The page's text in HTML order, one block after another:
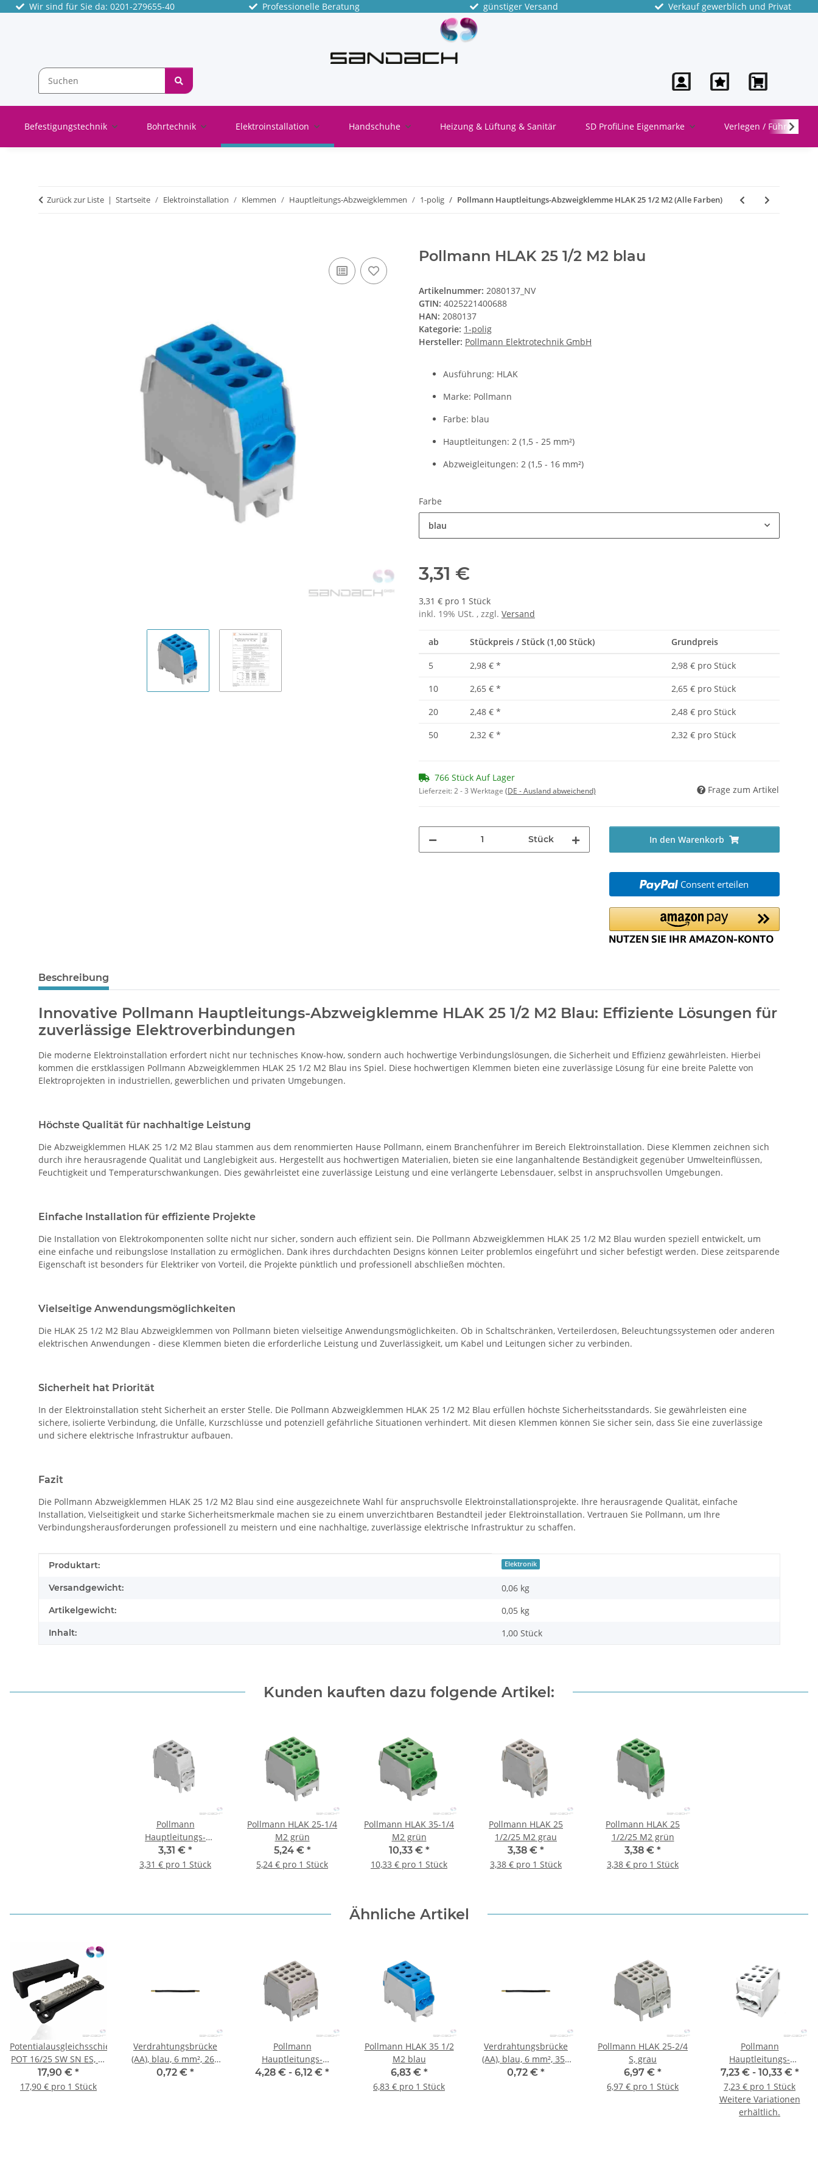
Wir sind für Sie da: 0201-279655-40 Professionelle Beratung günstiger Versand Verkauf gewerblich und Privat
Befestigungstechnik Bohrtechnik Elektroinstallation Handschuhe Heizung & Lüftung & Sanitär SD ProfiLine Eigenmarke Verlegen / Führen
Zurück zur Liste Startseite Elektroinstallation Klemmen Hauptleitungs-Abzweigklemmen 1-polig Pollmann Hauptleitungs-Abzweigklemme HLAK 25 1/2 M2 (Alle Farben)
Pollmann HLAK 25 1/2 M2 blau
Artikelnummer: 2080137_NV
GTIN: 4025221400688
HAN: 2080137
Kategorie: 1-polig
Hersteller: Pollmann Elektrotechnik GmbH
Ausführung: HLAK
Marke: Pollmann
Farbe: blau
Hauptleitungen: 2 (1,5 - 25 mm²)
Abzweigleitungen: 2 (1,5 - 16 mm²)
Farbe
blau
3,31 €
3,31 € pro 1 Stück
inkl. 19% USt. , zzgl. Versand
ab Stückpreis / Stück (1,00 Stück) Grundpreis
5 2,98 € *
2,98 € pro Stück
10
2,65 € *
2,65 € pro Stück
20
2,48 € *
2,48 € pro Stück
50
2,32 € * 2,32 € pro Stück
766 Stück Auf Lager
Lieferzeit:2 - 3 Werktage (DE - Ausland abweichend) Frage zum Artikel
Stück In den Warenkorb
Consent erteilen
Beschreibung
Innovative Pollmann Hauptleitungs-Abzweigklemme HLAK 25 1/2 M2 Blau: Effiziente Lösungen für
zuverlässige Elektroverbindungen
Die moderne Elektroinstallation erfordert nicht nur technisches Know-how, sondern auch hochwertige Verbindungslösungen, die Sicherheit und Effizienz gewährleisten. Hierbei
kommen die erstklassigen Pollmann Abzweigklemmen HLAK 25 1/2 M2 Blau ins Spiel. Diese hochwertigen Klemmen bieten eine zuverlässige Lösung für eine breite Palette von
Elektroprojekten in industriellen, gewerblichen und privaten Umgebungen.
Höchste Qualität für nachhaltige Leistung
Die Abzweigklemmen HLAK 25 1/2 M2 Blau stammen aus dem renommierten Hause Pollmann, einem Branchenführer im Bereich Elektroinstallation. Diese Klemmen zeichnen sich
durch ihre herausragende Qualität und Langlebigkeit aus. Hergestellt aus hochwertigen Materialien, bieten sie eine langanhaltende Beständigkeit gegenüber Umwelteinflüssen,
Feuchtigkeit und Temperaturschwankungen. Dies gewährleistet eine zuverlässige Leistung und eine verlängerte Lebensdauer, selbst in anspruchsvollen Umgebungen.
Einfache Installation für effiziente Projekte
Die Installation von Elektrokomponenten sollte nicht nur sicher, sondern auch effizient sein. Die Pollmann Abzweigklemmen HLAK 25 1/2 M2 Blau wurden speziell entwickelt, um
eine einfache und reibungslose Installation zu ermöglichen. Dank ihres durchdachten Designs können Leiter problemlos eingeführt und sicher befestigt werden. Diese zeitsparende
Eigenschaft ist besonders für Elektriker von Vorteil, die Projekte pünktlich und professionell abschließen möchten.
Vielseitige Anwendungsmöglichkeiten
Die HLAK 25 1/2 M2 Blau Abzweigklemmen von Pollmann bieten vielseitige Anwendungsmöglichkeiten. Ob in Schaltschränken, Verteilerdosen, Beleuchtungssystemen oder anderen
elektrischen Anwendungen - diese Klemmen bieten die erforderliche Leistung und Zuverlässigkeit, um Kabel und Leitungen sicher zu verbinden.
Sicherheit hat Priorität
In der Elektroinstallation steht Sicherheit an erster Stelle. Die Pollmann Abzweigklemmen HLAK 25 1/2 M2 Blau erfüllen höchste Sicherheitsstandards. Sie gewährleisten eine
sichere, isolierte Verbindung, die Unfälle, Kurzschlüsse und potenziell gefährliche Situationen verhindert. Mit diesen Klemmen können Sie sicher sein, dass Sie eine zuverlässige
und sichere elektrische Infrastruktur aufbauen.
Fazit
Die Pollmann Abzweigklemmen HLAK 25 1/2 M2 Blau sind eine ausgezeichnete Wahl für anspruchsvolle Elektroinstallationsprojekte. Ihre herausragende Qualität, einfache
Installation, Vielseitigkeit und starke Sicherheitsmerkmale machen sie zu einem unverzichtbaren Bestandteil jeder Elektroinstallation. Vertrauen Sie Pollmann, um Ihre
Verbindungsherausforderungen professionell zu meistern und eine nachhaltige, zuverlässige elektrische Infrastruktur zu schaffen.
Produkteigenschaft
Wert
Produktart: Elektronik
Versandgewicht: 0,06 kg
Artikelgewicht: 0,05 kg
Inhalt: 1,00 Stück
Kunden kauften dazu folgende Artikel:
Pollmann
Hauptleitungs-
Abzweigklemmen HLAK
25 1/2 M2 grau
3,31 € *
3,31 € pro 1 Stück
Pollmann HLAK 25-1/4
M2 grün
5,24 € *
5,24 € pro 1 Stück
Pollmann HLAK 35-1/4
M2 grün
10,33 € *
10,33 € pro 1 Stück
Pollmann HLAK 25
1/2/25 M2 grau
3,38 € *
3,38 € pro 1 Stück
Pollmann HLAK 25
1/2/25 M2 grün
3,38 € *
3,38 € pro 1 Stück
Ähnliche Artikel
Potentialausgleichsschiene
POT 16/25 SW SN ES, 2-
reihig, schwarz
17,90 € *
17,90 € pro 1 Stück
Verdrahtungsbrücke
(AA), blau, 6 mm², 265
mm
0,72 € *
Pollmann
Hauptleitungs-
Abzweigklemme HLAK
4,28 € - 6,12 € *
Pollmann HLAK 35 1/2
M2 blau
6,83 € *
6,83 € pro 1 Stück
Verdrahtungsbrücke
(AA), blau, 6 mm², 350
mm
0,72 € *
Pollmann HLAK 25-2/4
S, grau
6,97 € *
6,97 € pro 1 Stück
Pollmann
Hauptleitungs-
Abzweigklemme HLAK
35-1/4 M2 (Alle Farben)
7,23 € - 10,33 € *
7,23 € pro 1 Stück
Weitere Variationen
erhältlich.